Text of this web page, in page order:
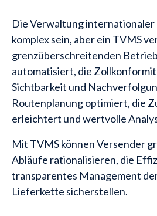
Die Verwaltung
komplex sein, aber ein TVMS
grenzüberschreitenden
automatisiert, die
Sichtbarkeit und
Routenplanung optimiert, die
erleichtert und wertvolle
Mit TVMS können Versender
Abläufe rationalisieren, die
transparentes Management
Lieferkette sicherstellen.